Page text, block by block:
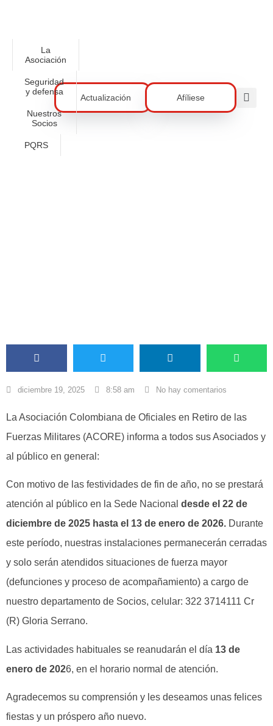
La
Asociación
Seguridad
y defensa
Nuestros
Socios
PQRS
Actualización Afíliese
diciembre 19, 2025 8:58 am No hay comentarios
La Asociación Colombiana de Oficiales en Retiro de las
Fuerzas Militares (ACORE) informa a todos sus Asociados y
al público en general:
Con motivo de las festividades de fin de año, no se prestará
atención al público en la Sede Nacional desde el 22 de
diciembre de 2025 hasta el 13 de enero de 2026. Durante
este período, nuestras instalaciones permanecerán cerradas
y solo serán atendidos situaciones de fuerza mayor
(defunciones y proceso de acompañamiento) a cargo de
nuestro departamento de Socios, celular: 322 3714111 Cr
(R) Gloria Serrano.
Las actividades habituales se reanudarán el día 13 de
enero de 2026, en el horario normal de atención.
Agradecemos su comprensión y les deseamos unas felices
fiestas y un próspero año nuevo.